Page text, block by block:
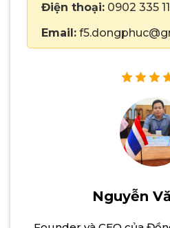
Điện thoại: 0902 335
Email:
Nguyễn